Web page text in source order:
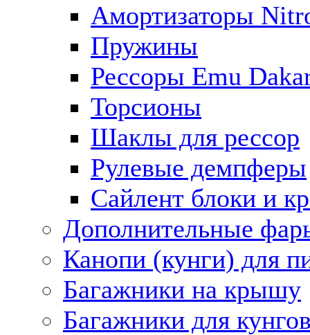
Амортизаторы
Пружины
Рессоры Emu
Торсионы
Шаклы для рессор
Рулевые демпферы
Сайлент блоки и
Дополнительные
Канопи (кунги) для
Багажники на крышу
Багажники для